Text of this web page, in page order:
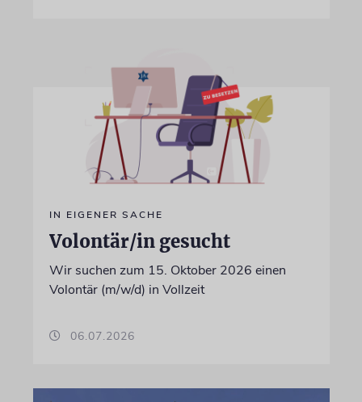
IN EIGENER SACHE
Volontär/in gesucht
Wir suchen zum 15. Oktober 2026 einen
Volontär (m/w/d) in Vollzeit
06.07.2026